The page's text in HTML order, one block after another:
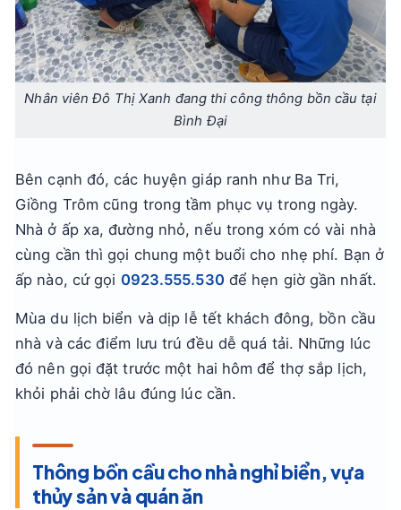
Nhân viên Đô Thị Xanh đang thi công thông bồn cầu tại
Bình Đại
Bên cạnh đó, các huyện giáp ranh như Ba Tri,
Giồng Trôm cũng trong tầm phục vụ trong ngày.
Nhà ở ấp xa, đường nhỏ, nếu trong xóm có vài nhà
cùng cần thì gọi chung một buổi cho nhẹ phí. Bạn ở
ấp nào, cứ gọi 0923.555.530 để hẹn giờ gần nhất.
Mùa du lịch biển và dịp lễ tết khách đông, bồn cầu
nhà và các điểm lưu trú đều dễ quá tải. Những lúc
đó nên gọi đặt trước một hai hôm để thợ sắp lịch,
khỏi phải chờ lâu đúng lúc cần.
Thông bồn cầu cho nhà nghỉ biển, vựa
thủy sản và quán ăn